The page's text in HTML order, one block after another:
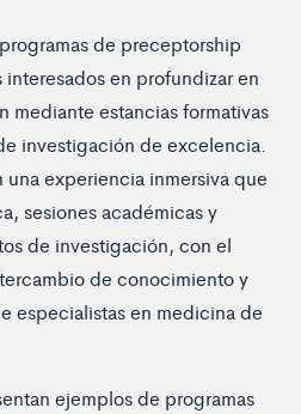
de preceptorship
en profundizar en
mediante estancias formativas
investigación de excelencia.
una experiencia inmersiva que
sesiones académicas y
de investigación, con el
de conocimiento y
especialistas en medicina de
ejemplos de programas